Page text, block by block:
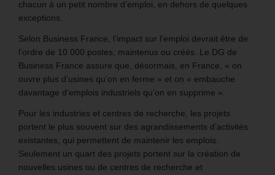
chacun à un petit nombre d’emploi, en dehors de quelques
exceptions.
Selon Business France, l’impact sur l’emploi devrait être de
l’ordre de 10 000 postes, maintenus ou créés. Le DG de
Business France assure que, désormais, en France, « on
ouvre plus d’usines qu’on en ferme » et on « embauche
davantage d’emplois industriels qu’on en supprime ».
Pour les industries et centres de recherche, les projets
portent le plus souvent sur des agrandissements d’activités
existantes, qui permettent de maintenir les emplois.
Seulement un quart des projets portent sur la création de
nouvelles usines ou de centres de recherche et